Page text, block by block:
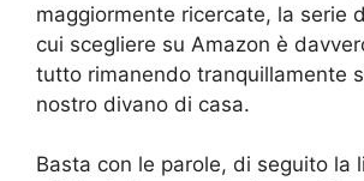
maggiormente ricercate, la serie
cui scegliere su Amazon è
tutto rimanendo tranquillamente
nostro divano di casa.
Basta con le parole, di seguito la